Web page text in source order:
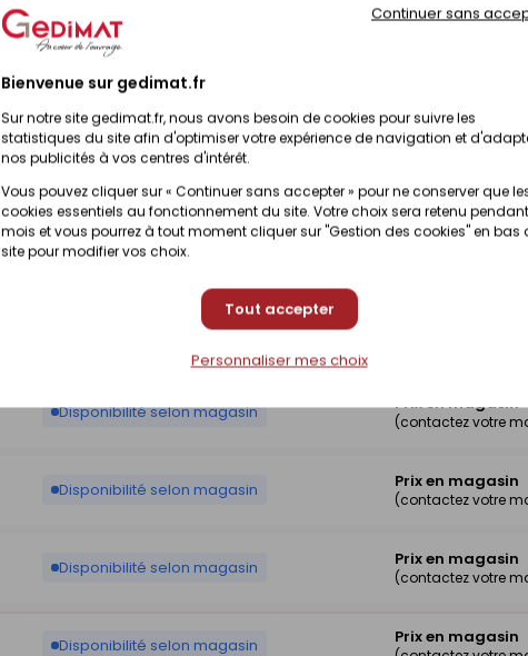
Bienvenue sur gedimat.fr
Sur notre site gedimat.fr, nous avons besoin de cookies pour suivre les
statistiques du site afin d'optimiser votre expérience de navigation et
nos publicités à vos centres d'intérêt.
Vous pouvez cliquer sur « Continuer sans accepter » pour ne conserver que
cookies essentiels au fonctionnement du site. Votre choix sera retenu pendant
mois et vous pourrez à tout moment cliquer sur "Gestion des cookies" en bas
site pour modifier vos choix.
Tout accepter
Continuer sans
Personnaliser mes choix
Disponibilité selon magasin Prix en magasin
Disponibilité selon magasin (contactez votre
(contactez votre
Disponibilité selon magasin
Disponibilité selon magasin
Disponibilité selon magasin Prix en magasin
(contactez votre
Disponibilité selon magasin Prix en magasin
(contactez votre
Disponibilité selon magasin Prix en magasin
(contactez votre
Disponibilité selon magasin Prix en magasin